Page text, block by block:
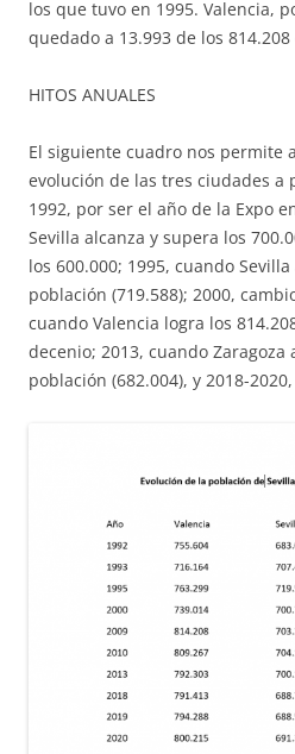
los que tuvo en 1995. Valencia,
quedado a 13.993 de los
HITOS ANUALES
El siguiente cuadro nos permite
evolución de las tres ciudades a
1992, por ser el año de la Expo
Sevilla alcanza y supera los
los 600.000; 1995, cuando
población (719.588); 2000,
cuando Valencia logra los
decenio; 2013, cuando Zaragoza
población (682.004), y 2018-